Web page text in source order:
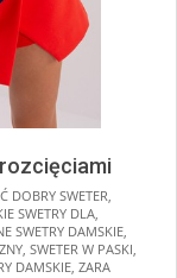
DOBRY SWETER,
SWETRY DLA,
SWETRY DAMSKIE,
, SWETER W PASKI,
DAMSKIE, ZARA